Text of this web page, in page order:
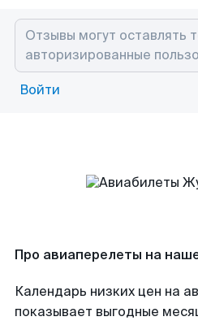
Войти
Про авиаперелеты на
Календарь низких цен на
показывает выгодные